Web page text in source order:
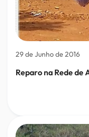
29 de Junho de 2016
Reparo na Rede de